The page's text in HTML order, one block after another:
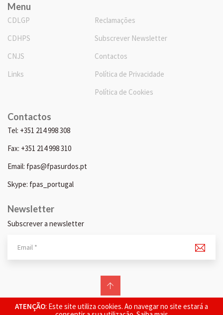
ATENÇÃO: Este site utiliza cookies. Ao navegar no site estará a
Menu
CDLGP
CDHPS
CNJS
Links
Reclamações
Subscrever Newsletter
Contactos
Política de Privacidade
Política de Cookies
Contactos
Tel: +351 214 998 308
Fax: +351 214 998 310
Email: fpas@fpasurdos.pt
Skype: fpas_portugal
Newsletter
Subscrever a newsletter
© 2026 FPAS. Todos os direitos reservados.